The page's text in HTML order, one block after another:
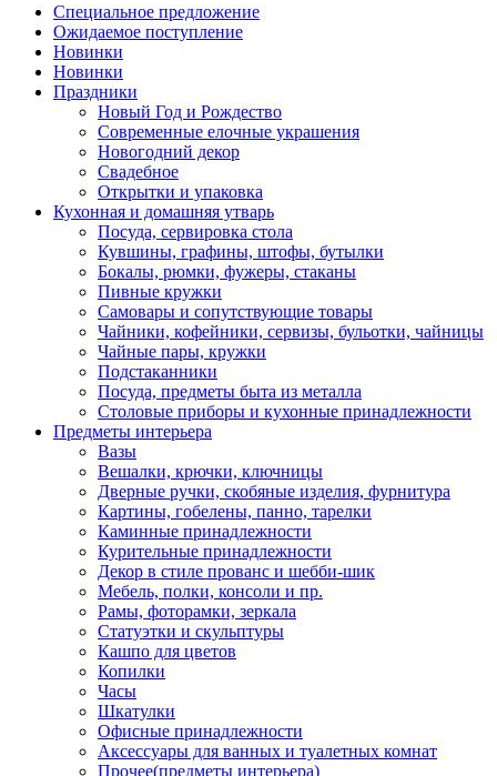
Специальное предложение
Ожидаемое поступление
Новинки
Новинки
Праздники
Новый Год и Рождество
Современные елочные украшения
Новогодний декор
Свадебное
Открытки и упаковка
Кухонная и домашняя утварь
Посуда, сервировка стола
Кувшины, графины, штофы, бутылки
Бокалы, рюмки, фужеры, стаканы
Пивные кружки
Самовары и сопутствующие товары
Чайники, кофейники, сервизы, бульотки, чайницы
Чайные пары, кружки
Подстаканники
Посуда, предметы быта из металла
Столовые приборы и кухонные принадлежности
Предметы интерьера
Вазы
Вешалки, крючки, ключницы
Дверные ручки, скобяные изделия, фурнитура
Картины, гобелены, панно, тарелки
Каминные принадлежности
Курительные принадлежности
Декор в стиле прованс и шебби-шик
Мебель, полки, консоли и пр.
Рамы, фоторамки, зеркала
Статуэтки и скульптуры
Кашпо для цветов
Копилки
Часы
Шкатулки
Офисные принадлежности
Аксессуары для ванных и туалетных комнат
Прочее(предметы интерьера)